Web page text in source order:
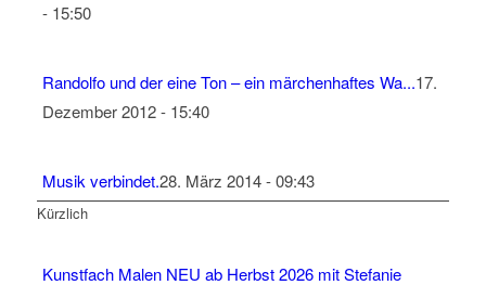
- 15:50
Randolfo und der eine Ton – ein märchenhaftes Wa...17.
Dezember 2012 - 15:40
Musik verbindet.28. März 2014 - 09:43
Kürzlich
Kunstfach Malen NEU ab Herbst 2026 mit Stefanie